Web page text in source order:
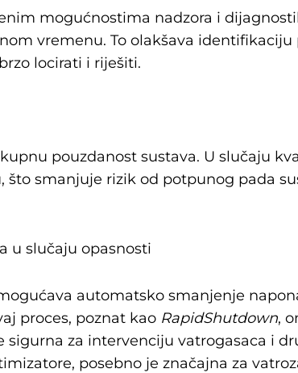
mogućnostima nadzora i
vremenu. To olakšava
locirati i riješiti.
pouzdanost sustava. U slučaju
što smanjuje rizik od potpunog pada
u slučaju opasnosti
automatsko smanjenje
proces, poznat kao RapidShutdown,
za intervenciju vatrogasaca i
posebno je značajna za